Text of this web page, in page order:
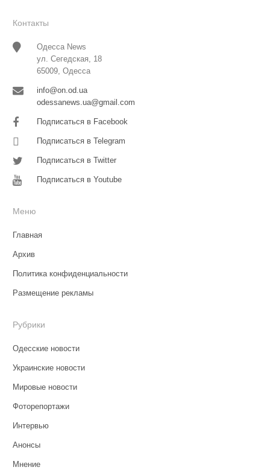
Контакты
Одесса News
ул. Сегедская, 18
65009, Одесса
info@on.od.ua
odessanews.ua@gmail.com
Подписаться в Facebook
Подписаться в Telegram
Подписаться в Twitter
Подписаться в Youtube
Меню
Главная
Архив
Политика конфиденциальности
Размещение рекламы
Рубрики
Одесские новости
Украинские новости
Мировые новости
Фоторепортажи
Интервью
Анонсы
Мнение